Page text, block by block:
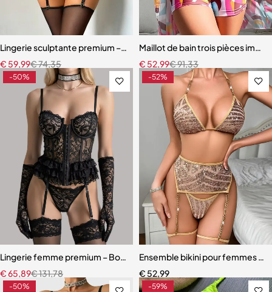
Lingerie sculptante premium – Ensemble cinq pièces en maille ultra-
€74,35
€ 59,99
Maillot de bain trois pièces
€91,33
€ 52,99
-50%
Lingerie femme premium – Body en dentelle florale avec
€131,78
€65,89
-52%
Ensemble bikini pour femmes or
€ 52,99
-50% -59%